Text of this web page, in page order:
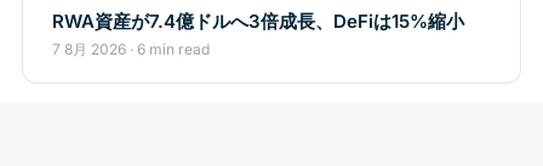
RWA資産が7.4億ドルへ3倍成長、DeFiは15%縮小
7 8月 2026 · 6 min read